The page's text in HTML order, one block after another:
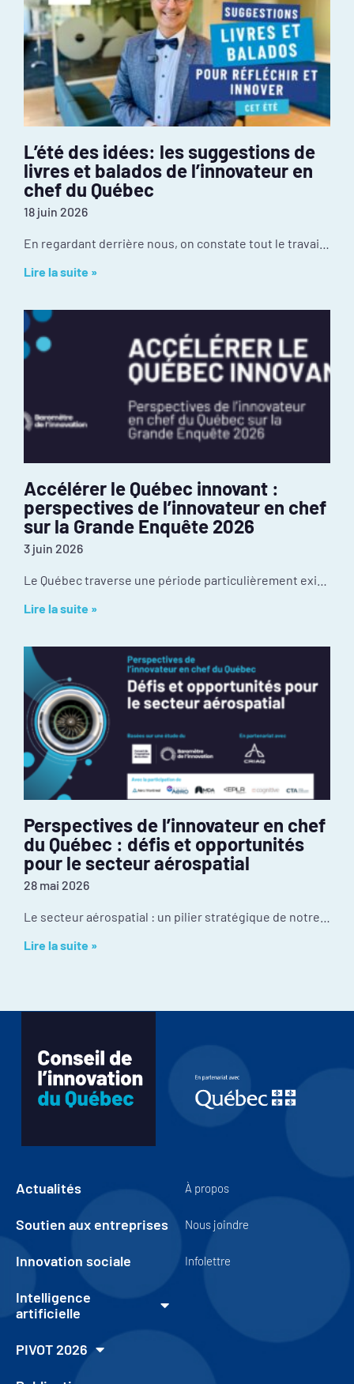
L’été des idées: les suggestions de
livres et balados de l’innovateur en
chef du Québec
18 juin 2026
Lire la suite »
Accélérer le Québec innovant :
perspectives de l’innovateur en chef
sur la Grande Enquête 2026
3 juin 2026
Lire la suite »
Perspectives de l’innovateur en chef
du Québec : défis et opportunités
pour le secteur aérospatial
28 mai 2026
Lire la suite »
Actualités
Soutien aux entreprises
Innovation sociale
Intelligence
artificielle
PIVOT 2026
À propos
Nous joindre
Infolettre